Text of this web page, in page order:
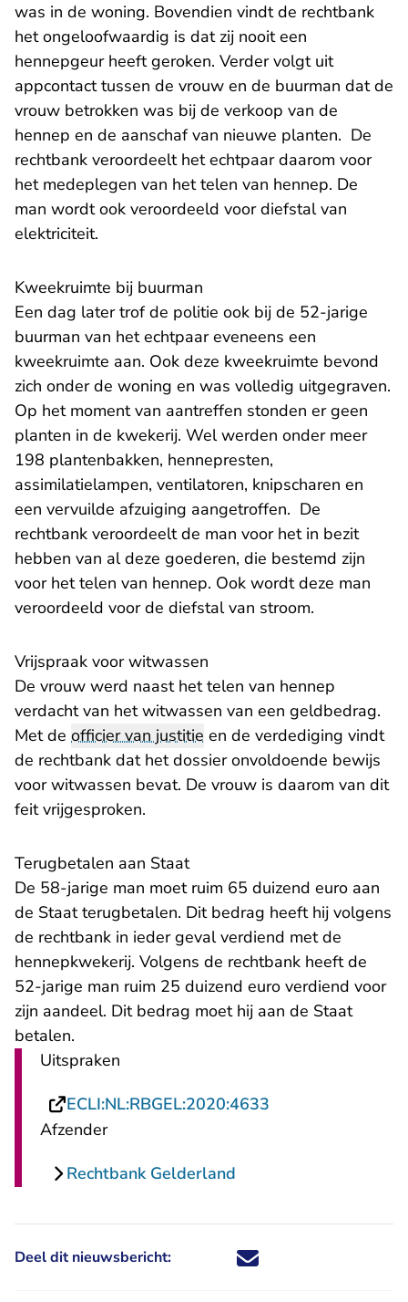
was in de woning. Bovendien vindt de rechtbank
het ongeloofwaardig is dat zij nooit een
hennepgeur heeft geroken. Verder volgt uit
appcontact tussen de vrouw en de buurman dat de
vrouw betrokken was bij de verkoop van de
hennep en de aanschaf van nieuwe planten. De
rechtbank veroordeelt het echtpaar daarom voor
het medeplegen van het telen van hennep. De
man wordt ook veroordeeld voor diefstal van
elektriciteit.
Kweekruimte bij buurman
Een dag later trof de politie ook bij de 52-jarige
buurman van het echtpaar eveneens een
kweekruimte aan. Ook deze kweekruimte bevond
zich onder de woning en was volledig uitgegraven.
Op het moment van aantreffen stonden er geen
planten in de kwekerij. Wel werden onder meer
198 plantenbakken, hennepresten,
assimilatielampen, ventilatoren, knipscharen en
een vervuilde afzuiging aangetroffen. De
rechtbank veroordeelt de man voor het in bezit
hebben van al deze goederen, die bestemd zijn
voor het telen van hennep. Ook wordt deze man
veroordeeld voor de diefstal van stroom.
Vrijspraak voor witwassen
De vrouw werd naast het telen van hennep
verdacht van het witwassen van een geldbedrag.
Met de officier van justitie en de verdediging vindt
de rechtbank dat het dossier onvoldoende bewijs
voor witwassen bevat. De vrouw is daarom van dit
feit vrijgesproken.
Terugbetalen aan Staat
De 58-jarige man moet ruim 65 duizend euro aan
de Staat terugbetalen. Dit bedrag heeft hij volgens
de rechtbank in ieder geval verdiend met de
hennepkwekerij. Volgens de rechtbank heeft de
52-jarige man ruim 25 duizend euro verdiend voor
zijn aandeel. Dit bedrag moet hij aan de Staat
betalen.
Uitspraken
ECLI:NL:RBGEL:2020:4633
Afzender
Rechtbank Gelderland
Deel dit nieuwsbericht: Deel dit nieuwsbericht via X -
Deel dit nieuwsbericht via
Deel dit nieuwsbericht
Deel dit